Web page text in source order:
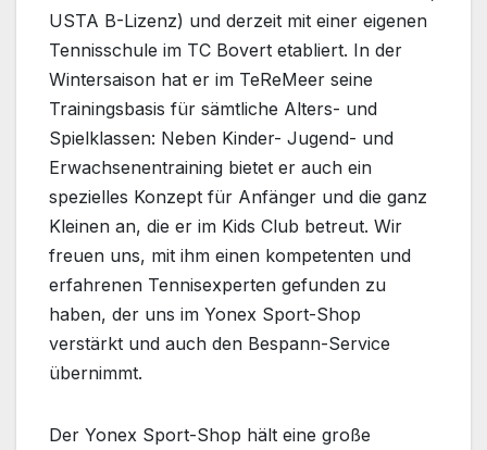
USTA B-Lizenz) und derzeit mit einer eigenen
Tennisschule im TC Bovert etabliert. In der
Wintersaison hat er im TeReMeer seine
Trainingsbasis für sämtliche Alters- und
Spielklassen: Neben Kinder- Jugend- und
Erwachsenentraining bietet er auch ein
spezielles Konzept für Anfänger und die ganz
Kleinen an, die er im Kids Club betreut. Wir
freuen uns, mit ihm einen kompetenten und
erfahrenen Tennisexperten gefunden zu
haben, der uns im Yonex Sport-Shop
verstärkt und auch den Bespann-Service
übernimmt.
Der Yonex Sport-Shop hält eine große